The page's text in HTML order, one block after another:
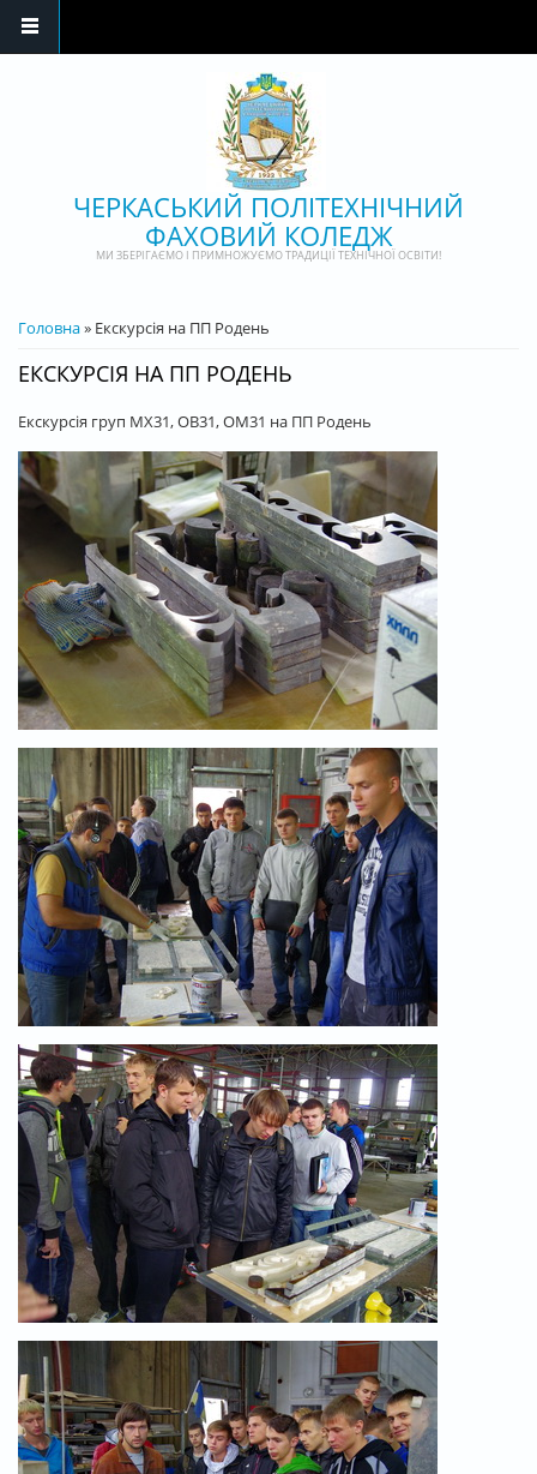
ЧЕРКАСЬКИЙ ПОЛІТЕХНІЧНИЙ
ФАХОВИЙ КОЛЕДЖ
МИ ЗБЕРІГАЄМО І ПРИМНОЖУЄМО ТРАДИЦІЇ ТЕХНІЧНОЇ ОСВІТИ!
ВИ Є ТУТ
Головна» Екскурсія на ПП Родень
ЕКСКУРСІЯ НА ПП РОДЕНЬ
Екскурсія груп МХ31, ОВ31, ОМ31 на ПП Родень